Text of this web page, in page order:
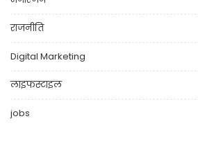
राजनीति
Digital Marketing
लाइफस्टाइल
jobs